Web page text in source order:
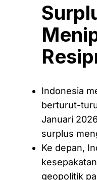
Indonesia
berturut-
Januari
surplus
Ke depan,
geopolitik